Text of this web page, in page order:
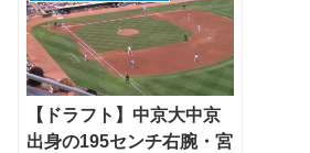
【ドラフト】中京大中京
出身の195センチ右腕・宮